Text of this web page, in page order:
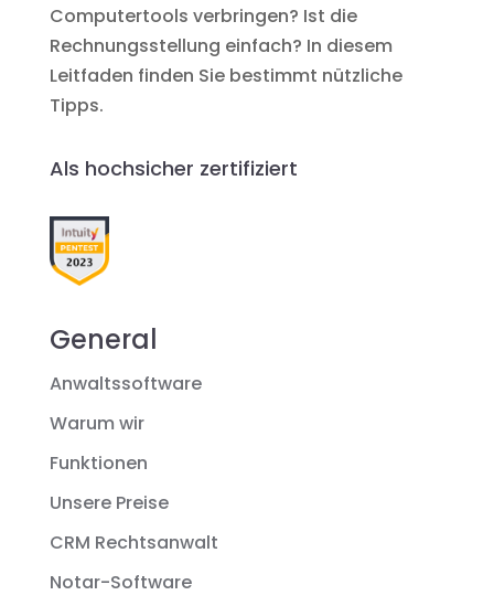
Computertools verbringen? Ist die
Rechnungsstellung einfach? In diesem
Leitfaden finden Sie bestimmt nützliche
Tipps.
Als hochsicher zertifiziert
General
Anwaltssoftware
Warum wir
Funktionen
Unsere Preise
CRM Rechtsanwalt
Notar-Software